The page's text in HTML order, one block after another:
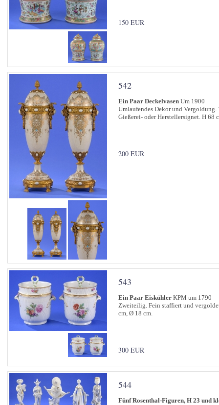
150 EUR
542
Ein Paar Deckelvasen Um 1900
Umlaufendes Dekor und
Gießerei- oder Herstellersignet. H 68
200 EUR
543
Ein Paar Eiskühler KPM um 1790
Zweiteilig. Fein staffiert und
cm, Ø 18 cm.
300 EUR
544
Fünf Rosenthal-Figuren, H 23 und